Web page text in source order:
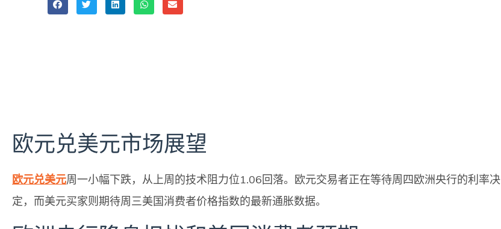
欧元兑美元市场展望
欧元兑美元周一小幅下跌，从上周的技术阻力位1.06回落。欧元交易者正在等待周四欧洲央行的利率决
定，而美元买家则期待周三美国消费者价格指数的最新通胀数据。